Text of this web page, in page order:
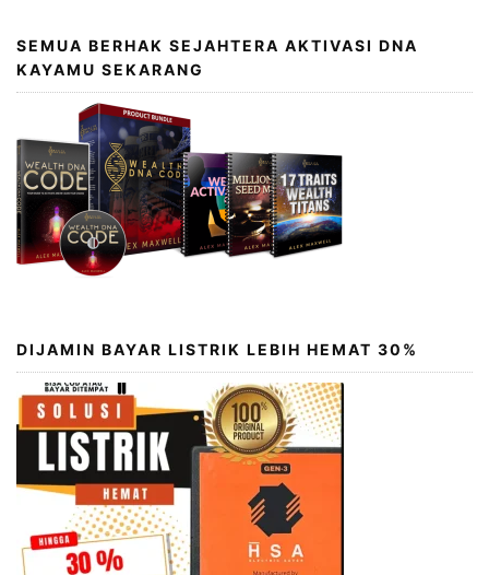
SEMUA BERHAK SEJAHTERA AKTIVASI DNA
KAYAMU SEKARANG
DIJAMIN BAYAR LISTRIK LEBIH HEMAT 30%